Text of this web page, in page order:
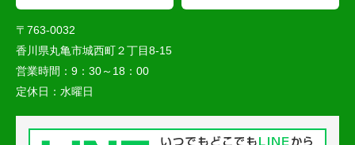
〒763-0032
香川県丸亀市城西町２丁目8-15
営業時間： 9：30～18：00
定休日： 水曜日